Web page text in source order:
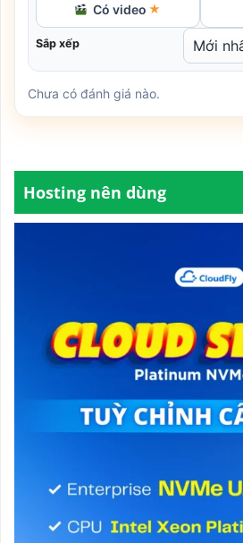
Có video ★
Sắp xếp
Chưa có đánh giá nào.
Hosting nên dùng